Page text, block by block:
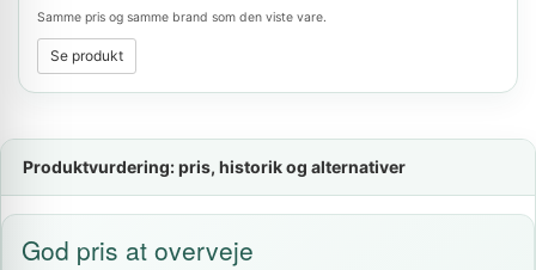
Samme pris og samme brand som den viste vare.
Se produkt
Produktvurdering: pris, historik og alternativer
God pris at overveje